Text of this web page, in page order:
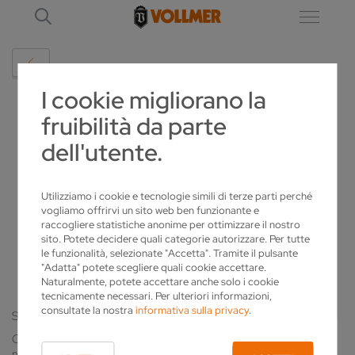
I cookie migliorano la
fruibilità da parte
dell'utente.
Utilizziamo i cookie e tecnologie simili di terze parti perché
vogliamo offrirvi un sito web ben funzionante e
raccogliere statistiche anonime per ottimizzare il nostro
sito. Potete decidere quali categorie autorizzare. Per tutte
le funzionalità, selezionate "Accetta". Tramite il pulsante
"Adatta" potete scegliere quali cookie accettare.
Naturalmente, potete accettare anche solo i cookie
tecnicamente necessari. Per ulteriori informazioni,
consultate la nostrainformativa sulla privacy.
DETTAGLIO
INFORMACJA WS TRYBU PRACY BIURA
VOLLMER POLSKA OD 2-GO LISTOPADA
B.R.
2020-10-30
Szanowni Klienci, Partnerzy, Goście!
Od poniedziałku 2-go października pracować będziemy w